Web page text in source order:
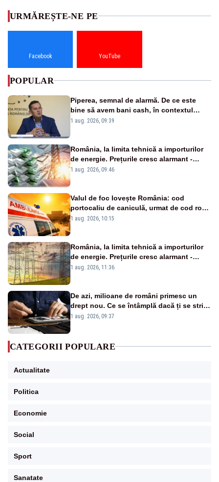
URMĂREȘTE-NE PE
Facebook YouTube
POPULAR
Piperea, semnal de alarmă. De ce este
bine să avem bani cash, în contextul
alertei energetice?
1 aug. 2026, 09:39
România, la limita tehnică a importurilor
de energie. Prețurile cresc alarmant -
Analiză Realitatea Plus
1 aug. 2026, 09:46
Valul de foc lovește România: cod
portocaliu de caniculă, urmat de cod roșu
duminică. Temperaturile urcă spre 40°C
1 aug. 2026, 10:15
România, la limita tehnică a importurilor
de energie. Prețurile cresc alarmant -
Analiză Realitatea Plus
1 aug. 2026, 11:36
De azi, milioane de români primesc un
drept nou. Ce se întâmplă dacă ți se strică
un produs
1 aug. 2026, 09:37
CATEGORII POPULARE
Actualitate
Politica
Economie
Social
Sport
Sanatate